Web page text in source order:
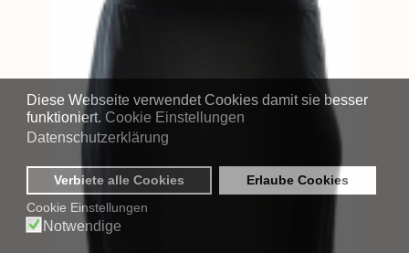
Diese Webseite verwendet Cookies damit sie besser
funktioniert. Cookie Einstellungen
Datenschutzerklärung
Verbiete alle Cookies
Erlaube Cookies
Cookie Einstellungen
Notwendige